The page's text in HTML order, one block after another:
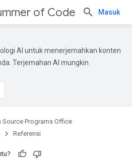
of Code Masuk
AI untuk menerjemahkan konten
Terjemahan AI mungkin
Source Programs Office
Referensi